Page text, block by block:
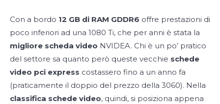
Con a bordo 12 GB di RAM GDDR6 offre prestazioni di
poco inferiori ad una 1080 Ti, che per anni è stata la
migliore scheda video NVIDEA. Chi è un po’ pratico
del settore sa quanto però queste vecchie schede
video pci express costassero fino a un anno fa
(praticamente il doppio del prezzo della 3060). Nella
classifica schede video, quindi, si posiziona appena